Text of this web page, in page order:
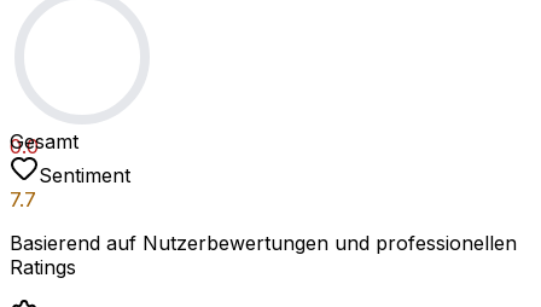
0.0
Gesamt
Sentiment
7.7
Basierend auf Nutzerbewertungen und professionellen
Ratings